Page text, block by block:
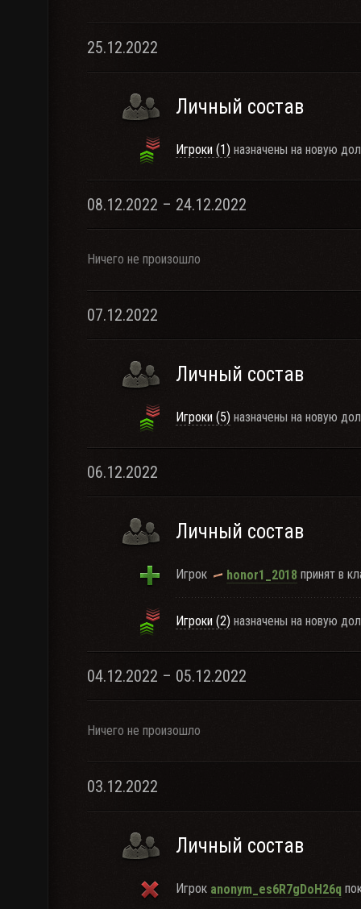
25.12.2022
Личный состав
Игроки (1) назначены на новую
08.12.2022 – 24.12.2022
Ничего не произошло
07.12.2022
Личный состав
Игроки (5) назначены на новую
06.12.2022
Личный состав
Игрок honor1_2018 принят в
Игроки (2) назначены на новую
04.12.2022 – 05.12.2022
Ничего не произошло
03.12.2022
Личный состав
Игрок anonym_es6R7gDoH26q